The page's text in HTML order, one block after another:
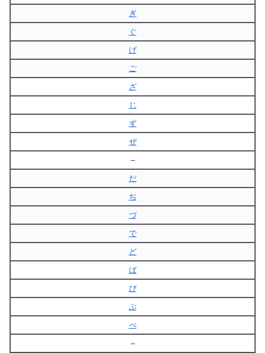
ぎ
ぐ
げ
ご
ざ
じ
ず
ぜ
–
だ
ぢ
づ
で
ど
ば
び
ぶ
べ
–